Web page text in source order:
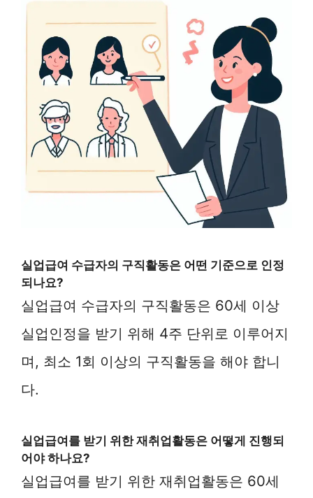
실업급여 수급자의 구직활동은 어떤 기준으로 인정
되나요?
실업급여 수급자의 구직활동은 60세 이상
실업인정을 받기 위해 4주 단위로 이루어지
며, 최소 1회 이상의 구직활동을 해야 합니
다.
실업급여를 받기 위한 재취업활동은 어떻게 진행되
어야 하나요?
실업급여를 받기 위한 재취업활동은 60세